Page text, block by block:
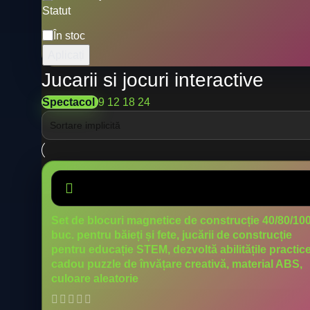
Statut
În stoc
Jucarii si jocuri interactive
Spectacol9 12 18 24
Set de blocuri magnetice de construcție 40/80/
buc. pentru băieți și fete, jucării de construcție
pentru educație STEM, dezvoltă abilitățile
cadou puzzle de învățare creativă, material ABS,
culoare aleatorie